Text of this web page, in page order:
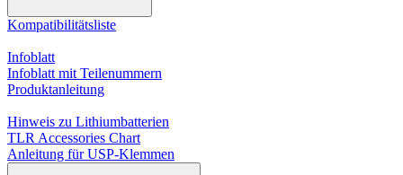
Kompatibilitätsliste
Infoblatt
Infoblatt mit Teilenummern
Produktanleitung
Hinweis zu Lithiumbatterien
TLR Accessories Chart
Anleitung für USP-Klemmen